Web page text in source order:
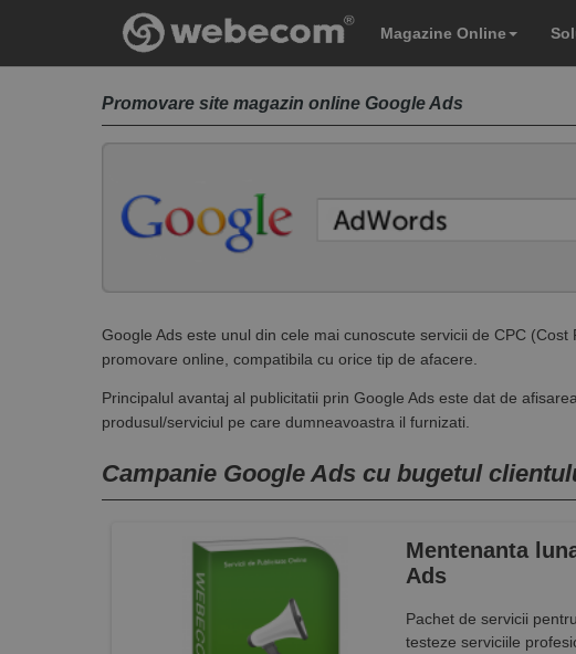
Magazine Online
Promovare site magazin online Google Ads
Google Ads este unul din cele mai cunoscute servicii de CPC
promovare online, compatibila cu orice tip de afacere.
Principalul avantaj al publicitatii prin Google Ads este dat de
produsul/serviciul pe care dumneavoastra il furnizati.
Campanie Google Ads cu bugetul
Mentenanta
Ads
Pachet de servicii
testeze serviciile